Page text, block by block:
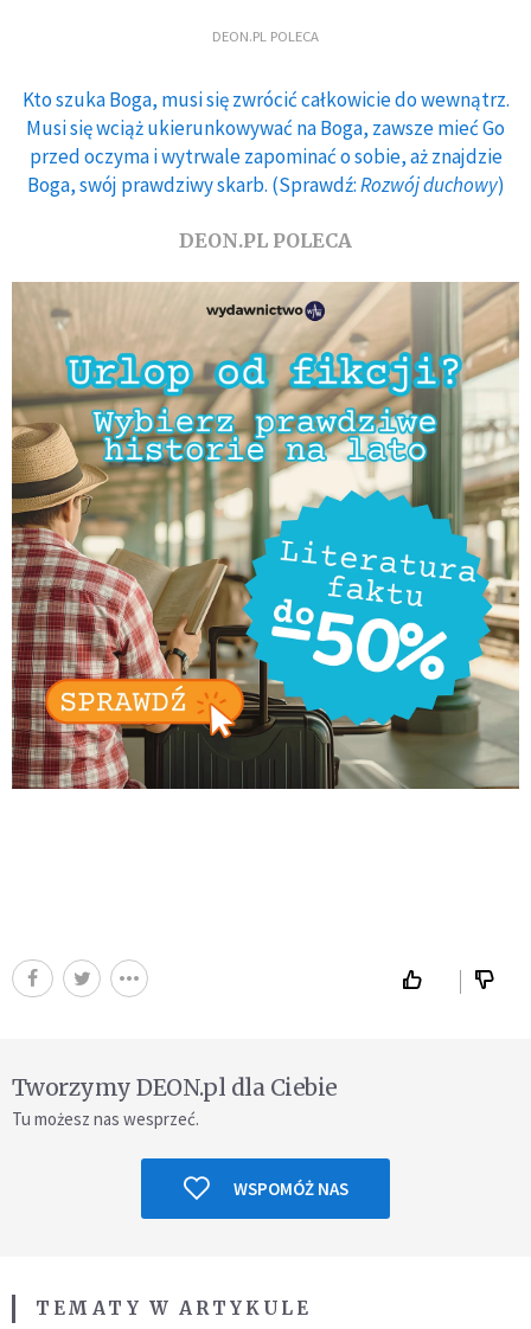
DEON.PL POLECA
Kto szuka Boga, musi się zwrócić całkowicie do wewnątrz.
Musi się wciąż ukierunkowywać na Boga, zawsze mieć Go
przed oczyma i wytrwale zapominać o sobie, aż znajdzie
Boga, swój prawdziwy skarb. (Sprawdź:Rozwój duchowy)
DEON.PL POLECA
Tworzymy DEON.pl dla Ciebie
Tu możesz nas wesprzeć.
WSPOMÓŻ NAS
TEMATY W ARTYKULE